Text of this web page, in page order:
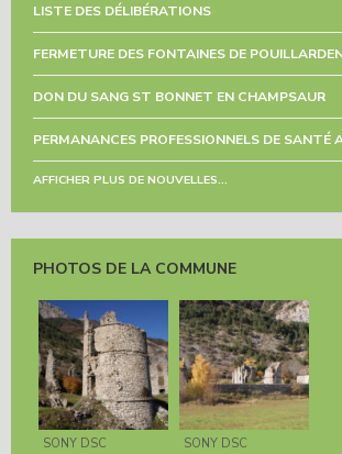
LISTE DES DÉLIBÉRATIONS
FERMETURE DES FONTAINES DE
DON DU SANG ST BONNET EN CHAMPSAUR
PERMANANCES PROFESSIONNELS DE SANTÉ
AFFICHER PLUS DE NOUVELLES...
PHOTOS DE LA COMMUNE
SONY DSC SONY DSC